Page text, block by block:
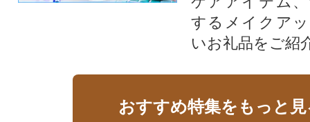
するメイクア
いお礼品をご紹
おすすめ特集をもっと